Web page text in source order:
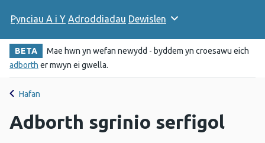
Pynciau A i Y Adroddiadau Dewislen
BETA
Mae hwn yn wefan newydd - byddem yn croesawu eich
adborth er mwyn ei gwella.
Hafan
Adborth sgrinio serfigol